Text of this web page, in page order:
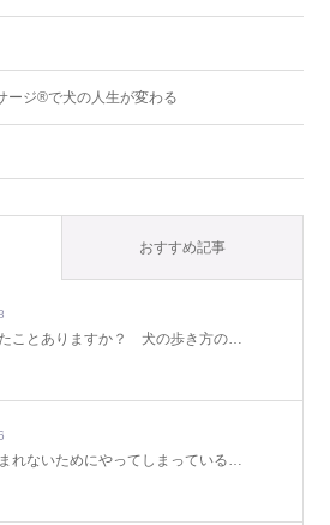
ージ®で犬の人生が変わる
おすすめ記事
たことありますか？ 犬の歩き方の…
まれないためにやってしまっている…